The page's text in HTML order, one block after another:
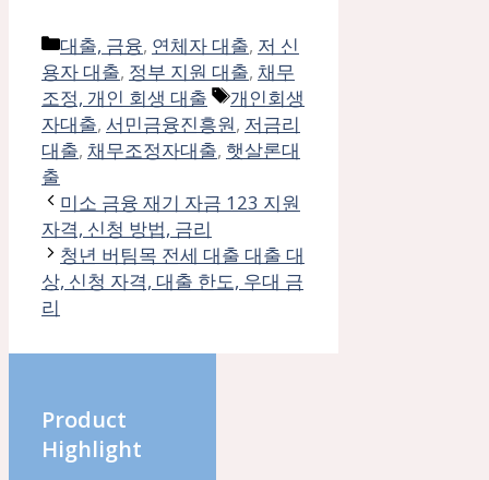
카
테
고
리
대출, 금융, 연체자 대출, 저 신
용자 대출, 정부 지원 대출, 채무
조정, 개인 회생 대출
태
그
개인회생
자대출, 서민금융진흥원, 저금리
대출, 채무조정자대출, 햇살론대
출
미소 금융 재기 자금 123 지원
자격, 신청 방법, 금리
청년 버팀목 전세 대출 대출 대
상, 신청 자격, 대출 한도, 우대 금
리
Product
Highlight